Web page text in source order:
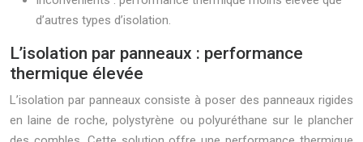
d’autres types d’isolation.
L’isolation par panneaux : performance
thermique élevée
L’isolation par panneaux consiste à poser des panneaux rigides
en laine de roche, polystyrène ou polyuréthane sur le plancher